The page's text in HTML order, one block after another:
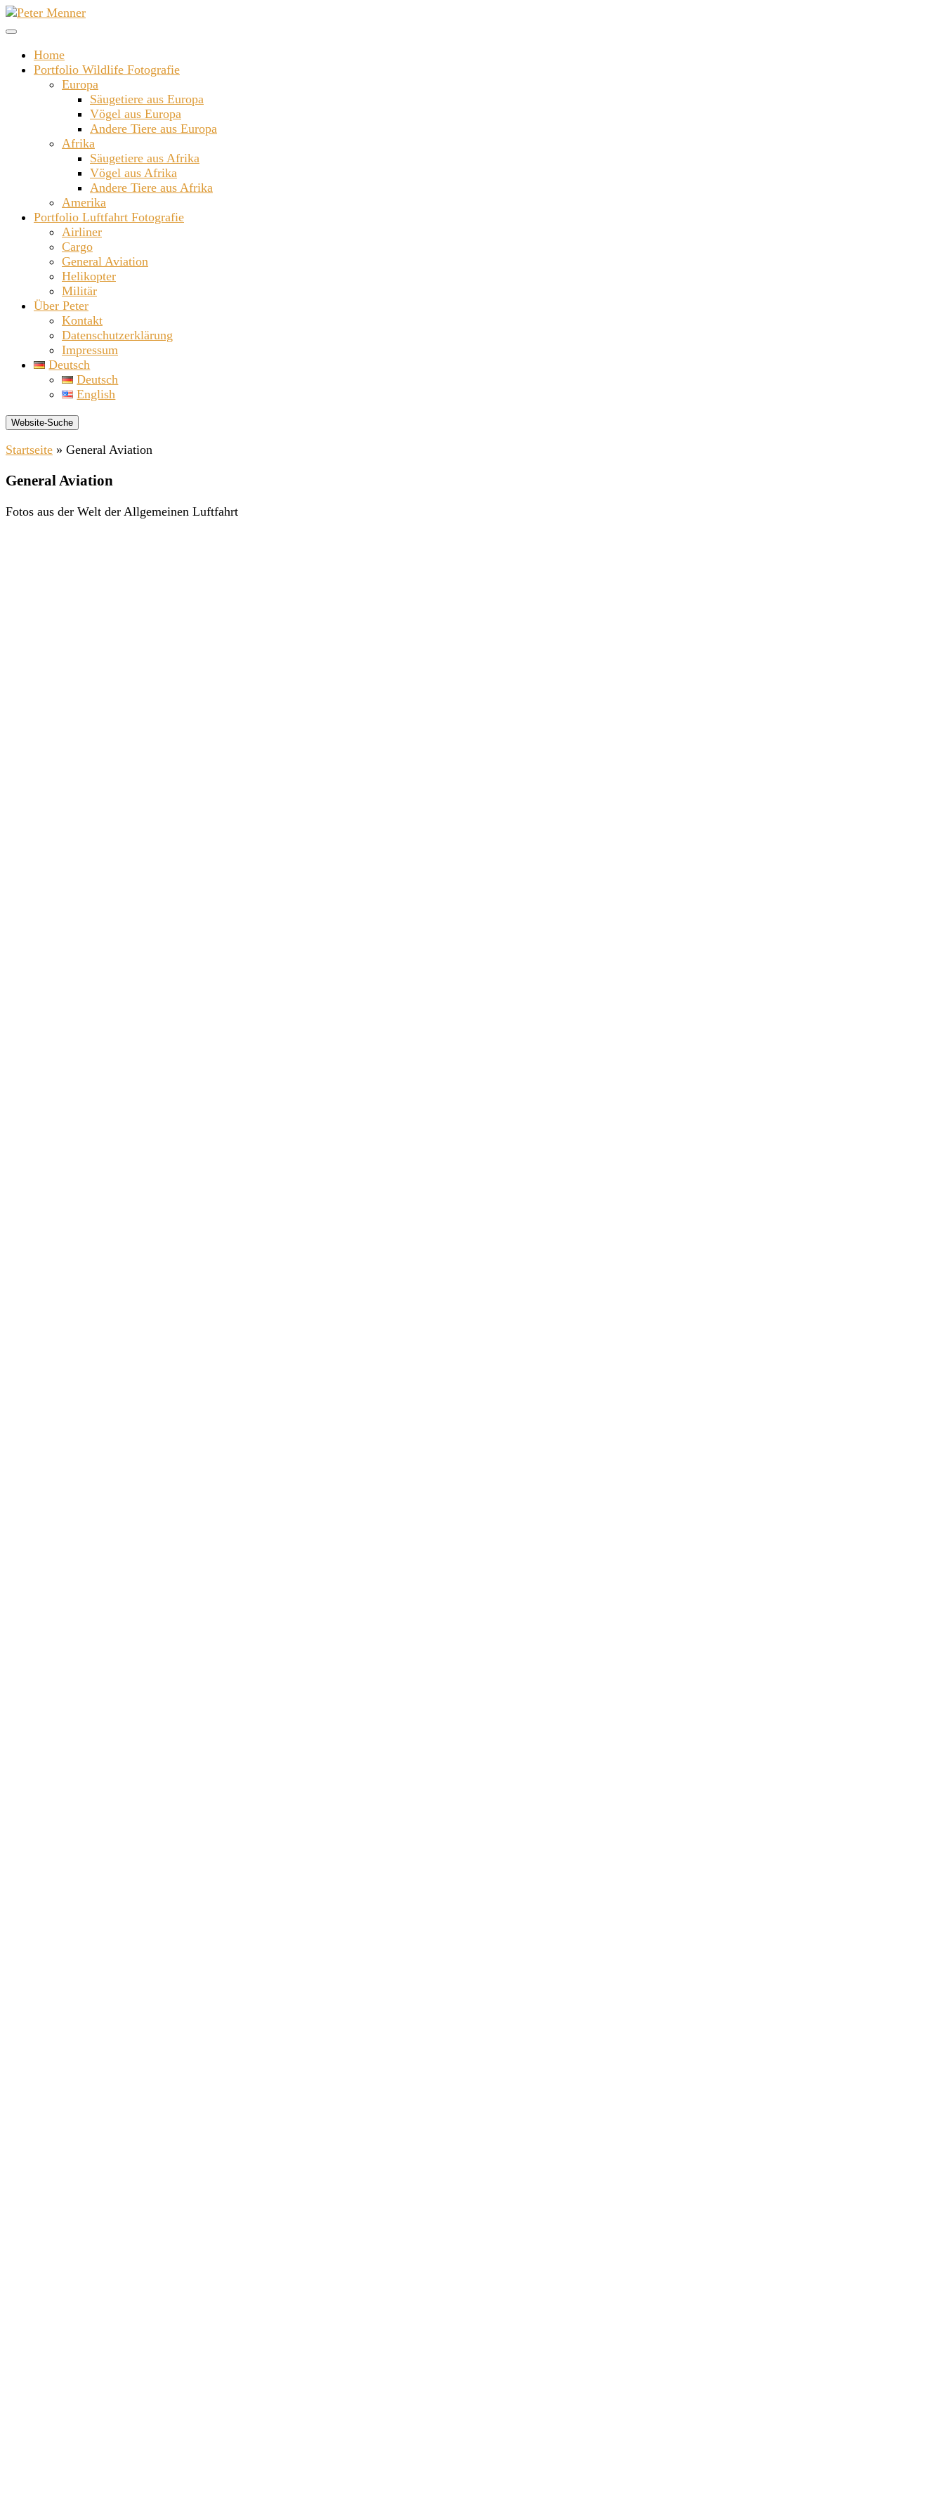
Zum
Inhalt
Home
Portfolio Wildlife Fotografie
Europa
Säugetiere aus Europa
Vögel aus Europa
Andere Tiere aus Europa
Afrika
Säugetiere aus Afrika
Vögel aus Afrika
Andere Tiere aus Afrika
Amerika
Portfolio Luftfahrt Fotografie
Airliner
Cargo
General Aviation
Helikopter
Militär
Über Peter
Kontakt
Datenschutzerklärung
Impressum
Deutsch
Deutsch
English
Website-Suche
Startseite » General Aviation
General Aviation
Fotos aus der Welt der Allgemeinen Luftfahrt